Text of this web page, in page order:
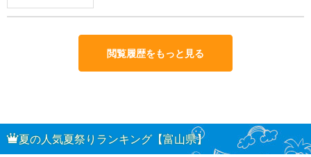
閲覧履歴をもっと見る
夏の人気夏祭りランキング【富山県】